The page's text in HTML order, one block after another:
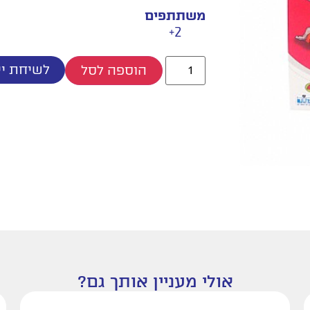
משתתפים
2+
הוספה לסל לשיחת
אולי מעניין אותך גם?